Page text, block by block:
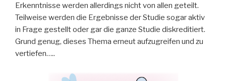
Erkenntnisse werden allerdings nicht von allen geteilt.
Teilweise werden die Ergebnisse der Studie sogar aktiv
in Frage gestellt oder gar die ganze Studie diskreditiert.
Grund genug, dieses Thema erneut aufzugreifen und zu
vertiefen…..